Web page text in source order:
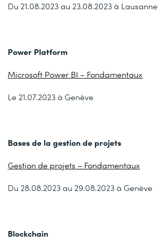
Du 21.08.2023 au 23.08.2023 à Lausanne
Power Platform
Microsoft Power BI – Fondamentaux
Le 21.07.2023 à Genève
Bases de la gestion de projets
Gestion de projets – Fondamentaux
Du 28.08.2023 au 29.08.2023 à Genève
Blockchain